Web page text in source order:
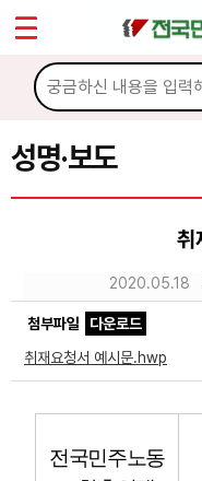
성명·보도
취
2020.05.18
첨부파일
다운로드
취재요청서 예시문.hwp
전국민주노동
마이페이지
소개
소식
공지사항
노동상담
자료
부설기관